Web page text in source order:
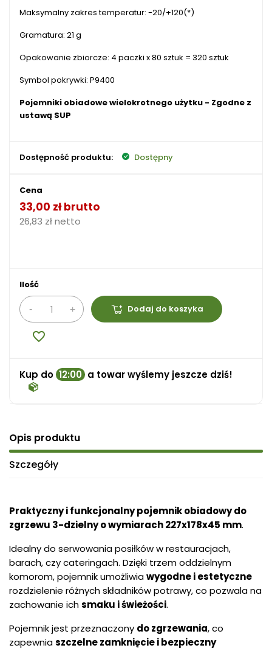
Maksymalny zakres temperatur: -20/+120(*)
Gramatura: 21 g
Opakowanie zbiorcze: 4 paczki x 80 sztuk = 320 sztuk
Symbol pokrywki: P9400
Pojemniki obiadowe wielokrotnego użytku - Zgodne z
ustawą SUP
Dostępność produktu: Dostępny
Cena
33,00 zł brutto
26,83 zł netto
Ilość
Dodaj do koszyka
favorite_border
Kup do 12:00 a towar wyślemy jeszcze dziś!
Opis produktu
Szczegóły
Praktyczny i funkcjonalny pojemnik obiadowy do
zgrzewu 3-dzielny o wymiarach 227x178x45 mm.
Idealny do serwowania posiłków w restauracjach,
barach, czy cateringach. Dzięki trzem oddzielnym
komorom, pojemnik umożliwiawygodne i estetyczne
rozdzielenie różnych składników potrawy, co pozwala na
zachowanie ichsmaku i świeżości.
Pojemnik jest przeznaczony do zgrzewania, co
zapewniaszczelne zamknięcie i bezpieczny